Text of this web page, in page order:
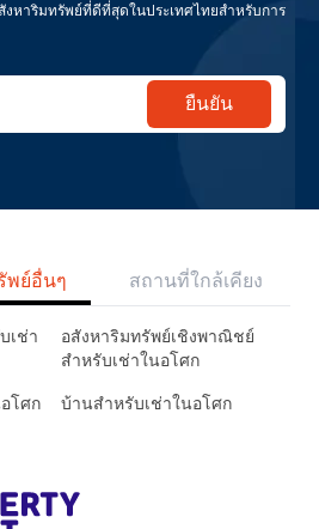
งหาริมทรัพย์ที่ดีที่สุดในประเทศไทยสำหรับการ
ยืนยัน
พย์อื่นๆ สถานที่ใกล้เคียง
เช่า
อสังหาริมทรัพย์เชิงพาณิชย์
สำหรับเช่าในอโศก
โศก บ้านสำหรับเช่าในอโศก